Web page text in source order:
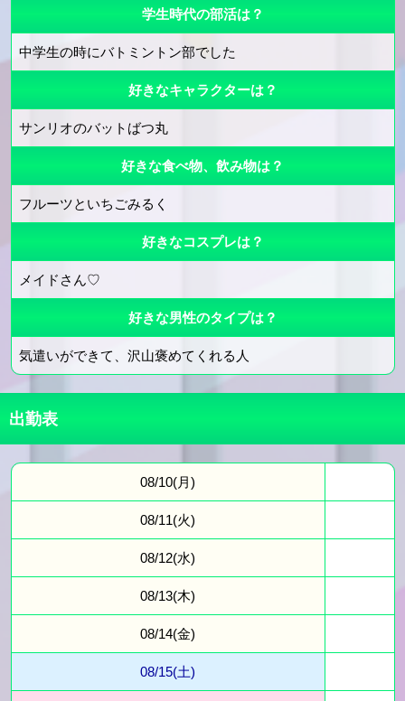
学生時代の部活は？
中学生の時にバトミントン部でした
好きなキャラクターは？
サンリオのバットばつ丸
好きな食べ物、飲み物は？
フルーツといちごみるく
好きなコスプレは？
メイドさん♡
好きな男性のタイプは？
気遣いができて、沢山褒めてくれる人
出勤表
08/10(月)
08/11(火)
08/12(水)
08/13(木)
08/14(金)
08/15(土)